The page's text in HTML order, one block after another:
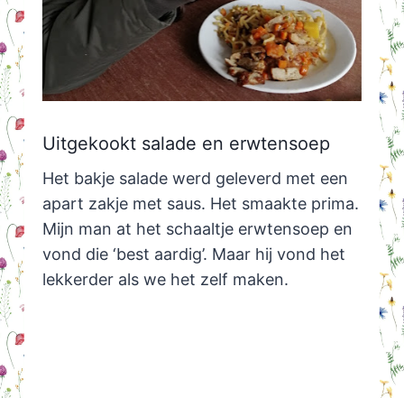
Uitgekookt salade en erwtensoep
Het bakje salade werd geleverd met een
apart zakje met saus. Het smaakte prima.
Mijn man at het schaaltje erwtensoep en
vond die ‘best aardig’. Maar hij vond het
lekkerder als we het zelf maken.